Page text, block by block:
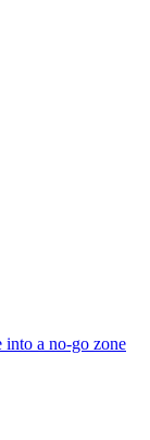
a no-go zone